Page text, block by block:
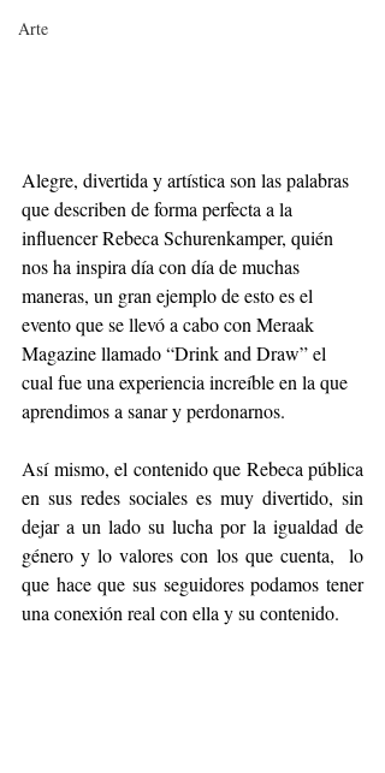
Arte
Alegre, divertida y artística son las palabras
que describen de forma perfecta a la
influencer Rebeca Schurenkamper, quién
nos ha inspira día con día de muchas
maneras, un gran ejemplo de esto es el
evento que se llevó a cabo con Meraak
Magazine llamado “Drink and Draw” el
cual fue una experiencia increíble en la que
aprendimos a sanar y perdonarnos.
Así mismo, el contenido que Rebeca pública
en sus redes sociales es muy divertido, sin
dejar a un lado su lucha por la igualdad de
género y lo valores con los que cuenta,  lo
que hace que sus seguidores podamos tener
una conexión real con ella y su contenido.